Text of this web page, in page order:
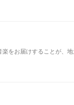
をお届けすることが、